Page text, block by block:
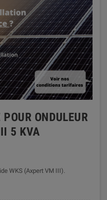
ONDULEUR
5 KVA
WKS (Axpert VM III).